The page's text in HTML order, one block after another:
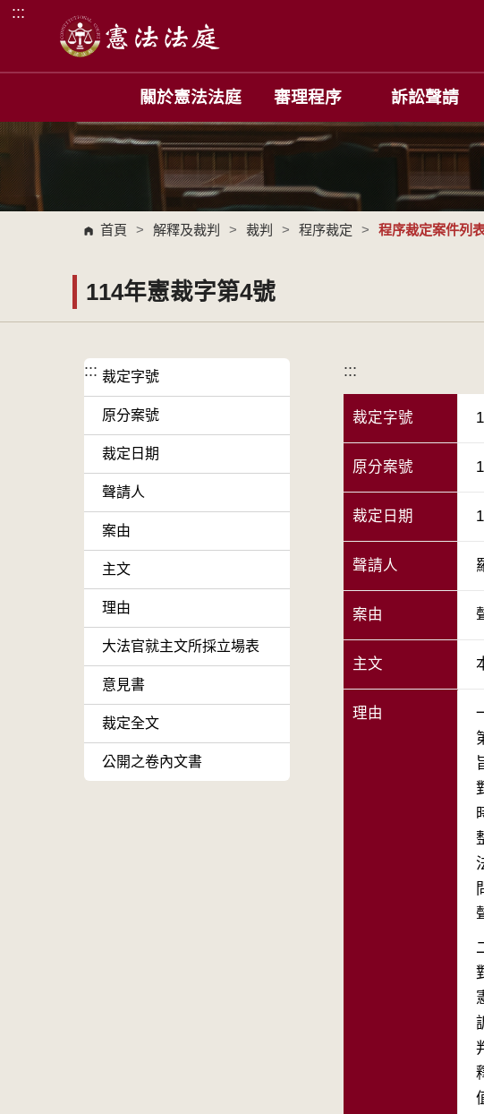
跳到主要內容區塊
:::
關於憲法法庭 審理程序 訴訟聲請
首頁 > 解釋及裁判 > 裁判 > 程序裁定 > 程序裁定案件列
114年憲裁字第4號
::: 裁定字號
原分案號
裁定日期
聲請人
案由
主文
理由
大法官就主文所採立場表
意見書
裁定全文
公開之卷內文書
:::
裁定字號
原分案號
裁定日期
聲請人
案由
主文
理由